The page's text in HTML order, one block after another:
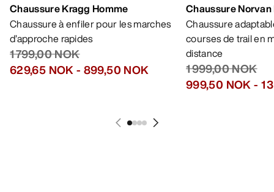
Chaussure Kragg Homme
Chaussure à enfiler pour les marches
d’approche rapides
1 799,00 NOK
629,65 NOK- 899,50 NOK
Chaussure
Chaussure
courses de trail en
distance
1 999,00 NOK
999,50 NOK- 1